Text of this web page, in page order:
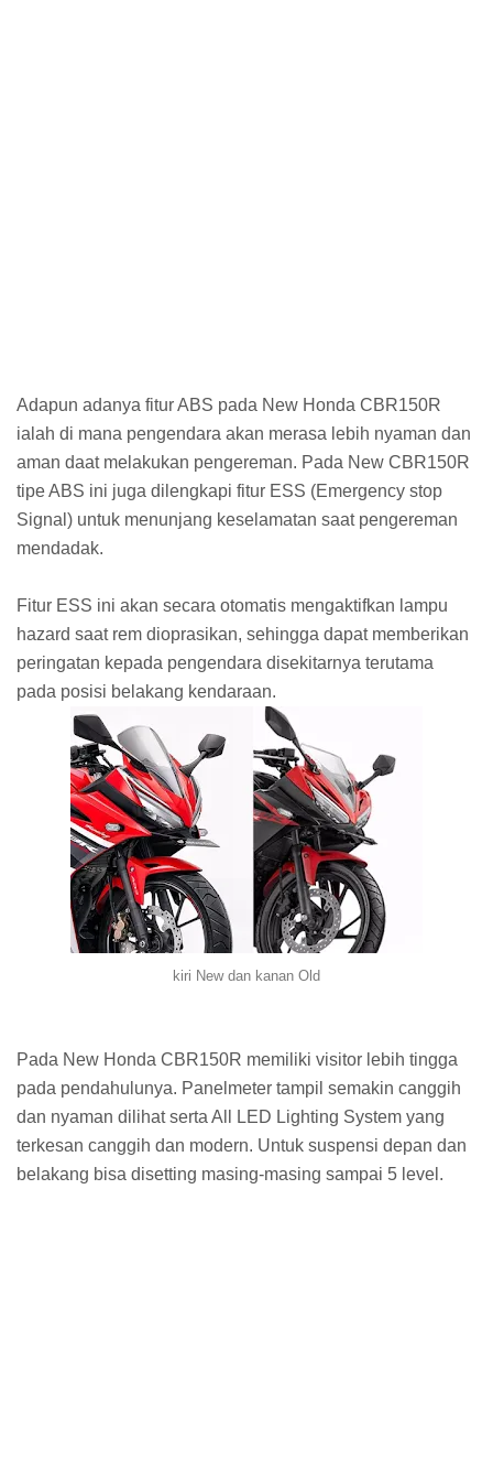
Adapun adanya fitur ABS pada New Honda CBR150R
ialah di mana pengendara akan merasa lebih nyaman dan
aman daat melakukan pengereman. Pada New CBR150R
tipe ABS ini juga dilengkapi fitur ESS (Emergency stop
Signal) untuk menunjang keselamatan saat pengereman
mendadak.
Fitur ESS ini akan secara otomatis mengaktifkan lampu
hazard saat rem dioprasikan, sehingga dapat memberikan
peringatan kepada pengendara disekitarnya terutama
pada posisi belakang kendaraan.
kiri New dan kanan Old
Pada New Honda CBR150R memiliki visitor lebih tingga
pada pendahulunya. Panelmeter tampil semakin canggih
dan nyaman dilihat serta All LED Lighting System yang
terkesan canggih dan modern. Untuk suspensi depan dan
belakang bisa disetting masing-masing sampai 5 level.